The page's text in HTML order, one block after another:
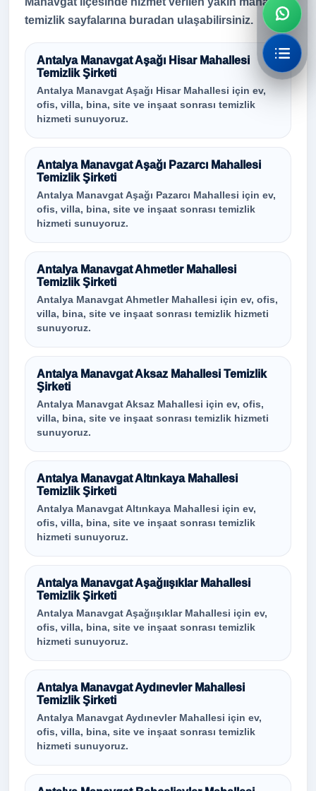
temizlik sayfalarına buradan ulaşabilirsiniz.
Antalya Manavgat Aşağı Hisar Mahallesi
Temizlik Şirketi
Antalya Manavgat Aşağı Hisar Mahallesi için ev,
ofis, villa, bina, site ve inşaat sonrası temizlik
hizmeti sunuyoruz.
Antalya Manavgat Aşağı Pazarcı Mahallesi
Temizlik Şirketi
Antalya Manavgat Aşağı Pazarcı Mahallesi için ev,
ofis, villa, bina, site ve inşaat sonrası temizlik
hizmeti sunuyoruz.
Antalya Manavgat Ahmetler Mahallesi
Temizlik Şirketi
Antalya Manavgat Ahmetler Mahallesi için ev, ofis,
villa, bina, site ve inşaat sonrası temizlik hizmeti
sunuyoruz.
Antalya Manavgat Aksaz Mahallesi Temizlik
Şirketi
Antalya Manavgat Aksaz Mahallesi için ev, ofis,
villa, bina, site ve inşaat sonrası temizlik hizmeti
sunuyoruz.
Antalya Manavgat Altınkaya Mahallesi
Temizlik Şirketi
Antalya Manavgat Altınkaya Mahallesi için ev,
ofis, villa, bina, site ve inşaat sonrası temizlik
hizmeti sunuyoruz.
Antalya Manavgat Aşağıışıklar Mahallesi
Temizlik Şirketi
Antalya Manavgat Aşağıışıklar Mahallesi için ev,
ofis, villa, bina, site ve inşaat sonrası temizlik
hizmeti sunuyoruz.
Antalya Manavgat Aydınevler Mahallesi
Temizlik Şirketi
Antalya Manavgat Aydınevler Mahallesi için ev,
ofis, villa, bina, site ve inşaat sonrası temizlik
hizmeti sunuyoruz.